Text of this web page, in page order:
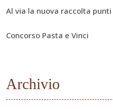
Al via la nuova raccolta
Concorso Pasta e Vinci
Archivio